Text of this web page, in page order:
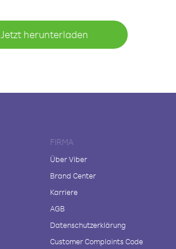
Jetzt herunterladen
FIRMA
Über Viber
Brand Center
Karriere
AGB
Datenschutzerklärung
Customer Complaints Code